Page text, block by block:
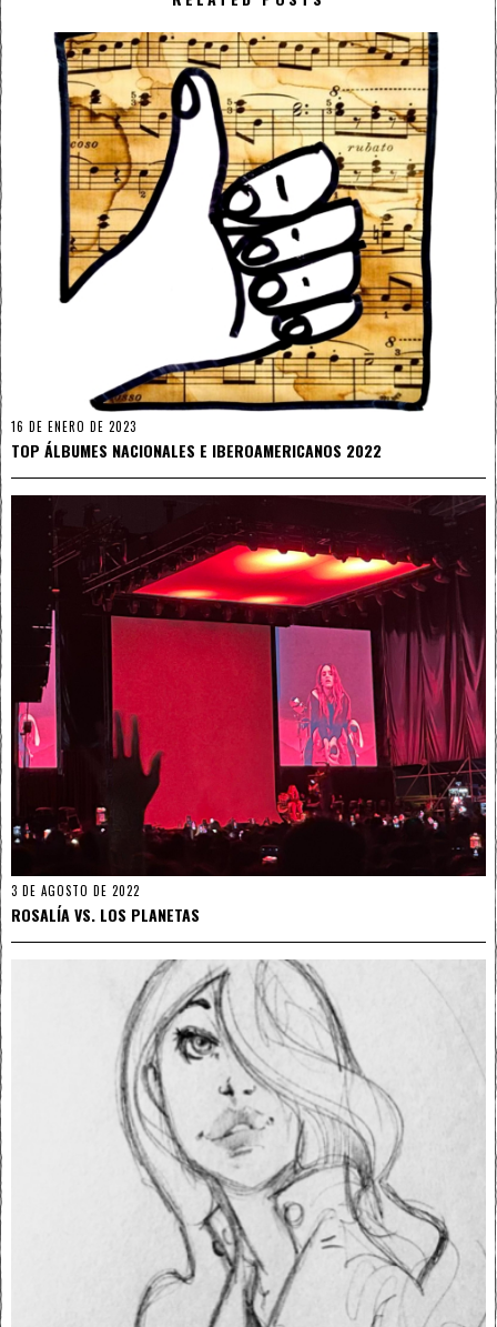
16 DE ENERO DE 2023
TOP ÁLBUMES NACIONALES E IBEROAMERICANOS 2022
3 DE AGOSTO DE 2022
ROSALÍA VS. LOS PLANETAS